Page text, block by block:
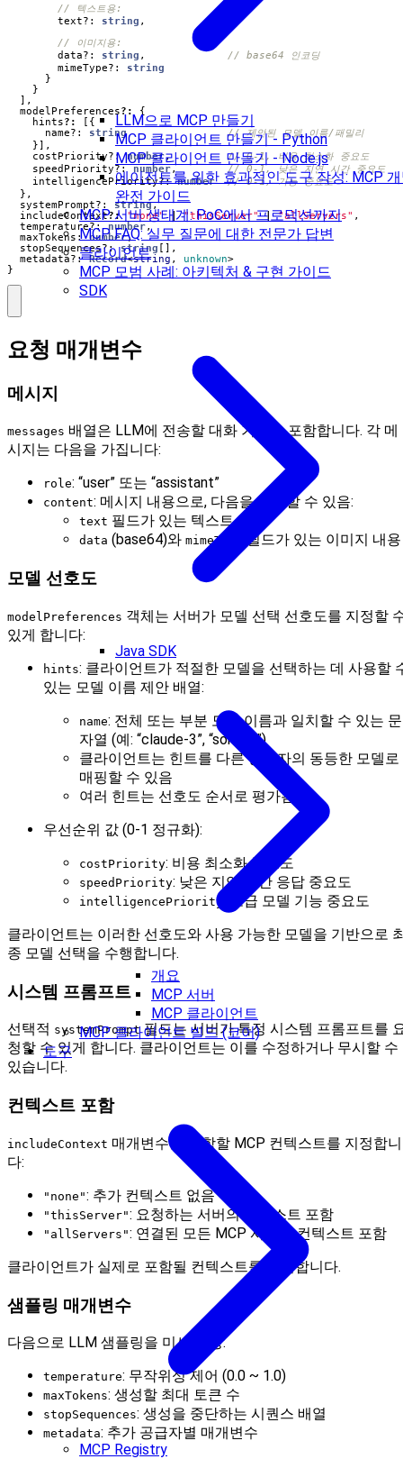
LLM으로 MCP 만들기
MCP 클라이언트 만들기 - Python
MCP 클라이언트 만들기 - Node.js
에이전트를 위한 효과적인 도구 작성: MCP
완전 가이드
MCP 서버 생태계: PoC에서 프로덕션까지
MCP FAQ: 실무 질문에 대한 전문가 답변
클라이언트
MCP 모범 사례: 아키텍처 & 구현 가이드
SDK
Java SDK
개요
MCP 서버
MCP 클라이언트
MCP 클라이언트 빌드 (코어)
도구
MCP Registry
text? : string ,
data? : string ,
mimeType? : string
}
}
],
modelPreferences?:
{
hints?:
[{
name? : string
}],
costPriority? : number,
speedPriority? : number,
intelligencePriority?: number
},
systemPrompt? : string,
includeContext?: "none" | "thisServer" | "allServers" ,
temperature?: number,
maxTokens : number,
stopSequences?: string [],
metadata? : Record<string , unknown>
}
요청 매개변수
메시지
messages 배열은 LLM에 전송할 대화 기록을 포함합니다. 각 메
시지는 다음을 가집니다:
role: “user” 또는 “assistant”
content: 메시지 내용으로, 다음을 포함할 수 있음:
text 필드가 있는 텍스트 내용
data (base64)와 mimeType 필드가 있는 이미지 내용
모델 선호도
modelPreferences 객체는 서버가 모델 선택 선호도를 지정할
있게 합니다:
hints: 클라이언트가 적절한 모델을 선택하는 데 사용할
있는 모델 이름 제안 배열:
name: 전체 또는 부분 모델 이름과 일치할 수 있는 문
자열 (예: “claude-3”, “sonnet”)
클라이언트는 힌트를 다른 공급자의 동등한 모델로
매핑할 수 있음
여러 힌트는 선호도 순서로 평가됨
우선순위 값 (0-1 정규화):
costPriority: 비용 최소화 중요도
speedPriority: 낮은 지연 시간 응답 중요도
intelligencePriority
: 고급 모델 기능 중요도
클라이언트는 이러한 선호도와 사용 가능한 모델을 기반으로
종 모델 선택을 수행합니다.
시스템 프롬프트
선택적 systemPrompt필드는 서버가 특정 시스템 프롬프트를
청할 수 있게 합니다. 클라이언트는 이를 수정하거나 무시할 수
있습니다.
컨텍스트 포함
includeContext 매개변수는 포함할 MCP 컨텍스트를 지정합니
다:
"none": 추가 컨텍스트 없음
"thisServer": 요청하는 서버의 컨텍스트 포함
"allServers": 연결된 모든 MCP 서버의 컨텍스트 포함
클라이언트가 실제로 포함될 컨텍스트를 제어합니다.
샘플링 매개변수
다음으로 LLM 샘플링을 미세 조정:
temperature: 무작위성 제어 (0.0 ~ 1.0)
maxTokens: 생성할 최대 토큰 수
stopSequences: 생성을 중단하는 시퀀스 배열
metadata: 추가 공급자별 매개변수